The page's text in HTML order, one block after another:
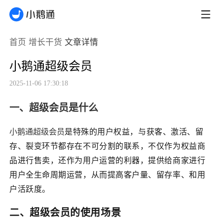
首页 增长干货 文章详情
小鹅通超级会员
2025-11-06 17:30:18
一、超级会员是什么
小鹅通超级会员是特殊的用户权益，与获客、激活、留
存、裂变环节都存在不可分割的联系，不仅作为权益商
品进行售卖，还作为用户运营的利器，提供给商家进行
用户全生命周期运营，从而提高客户量、留存率、和用
户活跃度。
二、超级会员的使用场景